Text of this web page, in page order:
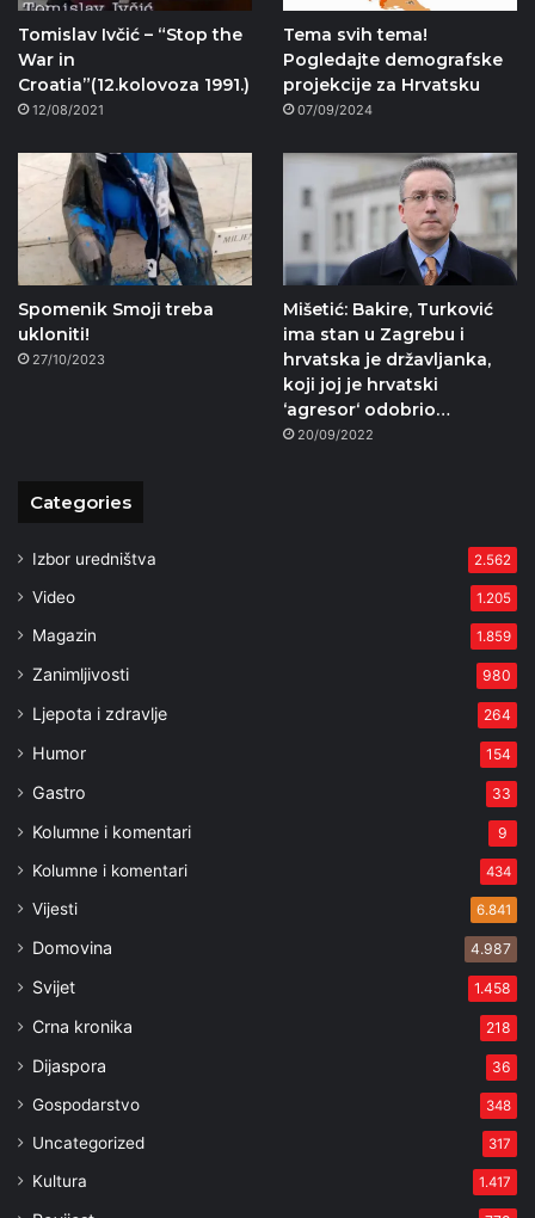
Tomislav Ivčić – “Stop the
War in
Croatia”(12.kolovoza 1991.)
12/08/2021
Tema svih tema!
Pogledajte demografske
projekcije za Hrvatsku
07/09/2024
Spomenik Smoji treba
ukloniti!
27/10/2023
Mišetić: Bakire, Turković
ima stan u Zagrebu i
hrvatska je državljanka,
koji joj je hrvatski
‘agresor‘ odobrio…
20/09/2022
Categories
Izbor uredništva 2.562
Video 1.205
Magazin 1.859
Zanimljivosti 980
Ljepota i zdravlje 264
Humor 154
Gastro 33
Kolumne i komentari 9
Kolumne i komentari 434
Vijesti 6.841
Domovina 4.987
Svijet 1.458
Crna kronika 218
Dijaspora 36
Gospodarstvo 348
Uncategorized 317
Kultura 1.417